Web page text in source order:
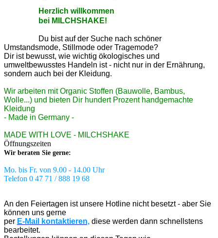
Herzlich willkommen
bei MILCHSHAKE!
Du bist auf der Suche nach schöner
Umstandsmode, Stillmode oder Tragemode?
Dir ist bewusst, wie wichtig ökologisches und
umweltbewusstes Handeln ist - nicht nur in der Ernährung,
sondern auch bei der Kleidung.
Wir arbeiten mit Organic Stoffen (Bauwolle, Bambus,
Wolle...) und bieten Dir hundert Prozent handgemachte
Kleidung
- Made in Germany -
MADE WITH LOVE - MILCHSHAKE
Öffnungszeiten
Wir beraten Sie gerne:
Mo. bis Fr. von 9.00 - 14.00 Uhr
Telefon 0 47 71 / 888 19 68
An den Feiertagen ist unsere Hotline nicht besetzt - aber Sie
können uns gerne
per E-Mail kontaktieren, diese werden dann schnellstens
bearbeitet.